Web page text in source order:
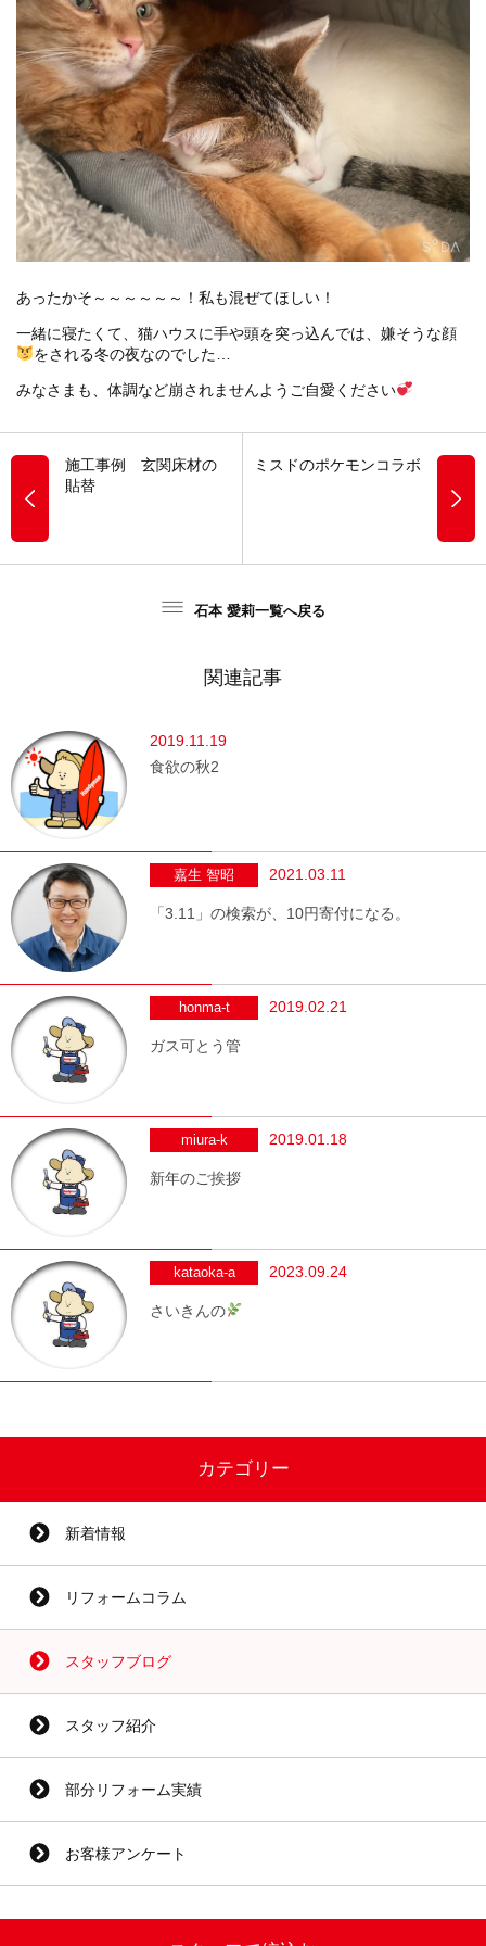
あったかそ～～～～～～！私も混ぜてほしい！
一緒に寝たくて、猫ハウスに手や頭を突っ込んでは、嫌そうな顔
をされる冬の夜なのでした…
みなさまも、体調など崩されませんようご自愛ください
施工事例 玄関床材の
貼替
ミスドのポケモンコラボ
石本 愛莉一覧へ戻る
関連記事
2019.11.19
食欲の秋2
嘉生 智昭 2021.03.11
「3.11」の検索が、10円寄付になる。
honma-t 2019.02.21
ガス可とう管
miura-k 2019.01.18
新年のご挨拶
kataoka-a 2023.09.24
さいきんの
カテゴリー
新着情報
リフォームコラム
スタッフブログ
スタッフ紹介
部分リフォーム実績
お客様アンケート